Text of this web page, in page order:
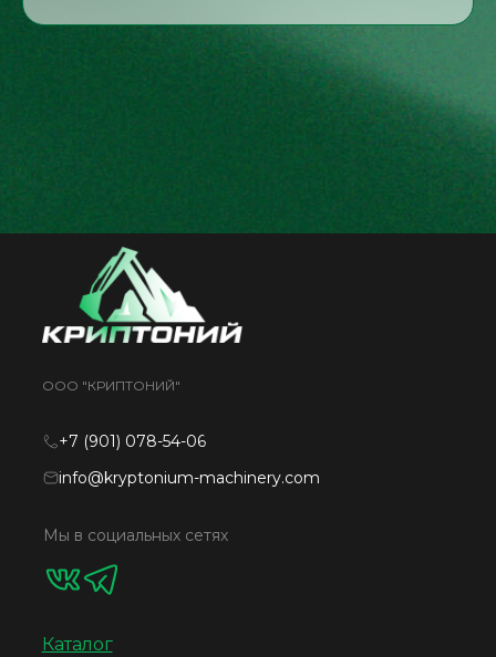
+7 (901) 078-54-06
info@kryptonium-machinery.com
Каталог
Мы в социальных сетях
ООО "КРИПТОНИЙ"